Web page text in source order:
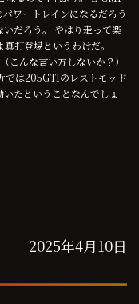
ワートレインになるだろう
だろう。 やはり走って楽
打登場というわけだ。
こんな言い方しないか？）
では205GTIのレストモッド
たということなんでしょ
2025年4月10日